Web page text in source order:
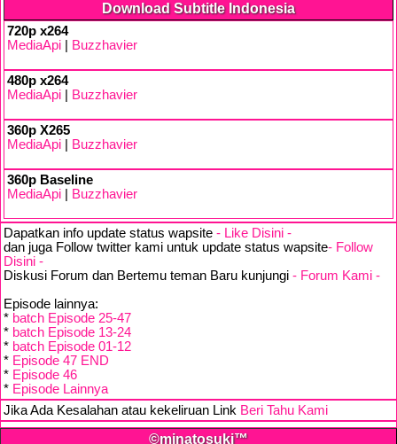
Download Subtitle Indonesia
720p x264
MediaApi
Buzzhavier
480p x264
MediaApi
Buzzhavier
360p X265
MediaApi
Buzzhavier
360p Baseline
MediaApi
Buzzhavier
Dapatkan info update status wapsite - Like Disini -
dan juga Follow twitter kami untuk update status wapsite- Follow
Disini -
Diskusi Forum dan Bertemu teman Baru kunjungi - Forum Kami -
Episode lainnya:
* batch Episode 25-47
* batch Episode 13-24
* batch Episode 01-12
* Episode 47 END
* Episode 46
* Episode Lainnya
Jika Ada Kesalahan atau kekeliruan Link Beri Tahu Kami
©minatosuki™